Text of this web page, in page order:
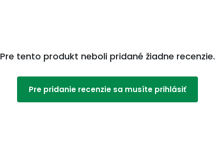
Pre tento produkt neboli pridané žiadne recenzie.
Pre pridanie recenzie sa musíte prihlásiť